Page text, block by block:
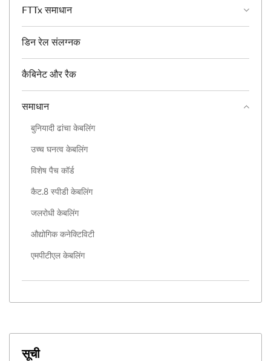
FTTx समाधान
डिन रेल संलग्नक
कैबिनेट और रैक
समाधान
बुनियादी ढांचा केबलिंग
उच्च घनत्व केबलिंग
विशेष पैच कॉर्ड
कैट.8 स्पीडी केबलिंग
जलरोधी केबलिंग
औद्योगिक कनेक्टिविटी
एमपीटीएल केबलिंग
सूची